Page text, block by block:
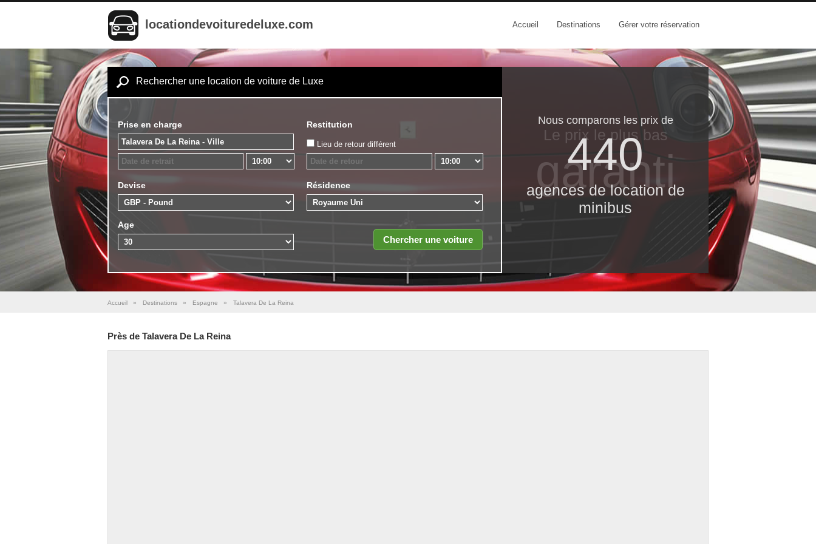
locationdevoituredeluxe.com Accueil Destinations Gérer votre réservation
Rechercher une location de voiture de Luxe
Prise en charge Restitution
Lieu de retour différent
Devise Résidence
Age
Nous comparons les prix de
440
agences de location de
minibus
Le prix le​ plus bas
garanti
Accueil » Destinations » Espagne » Talavera De La Reina
Près de Talavera De La Reina